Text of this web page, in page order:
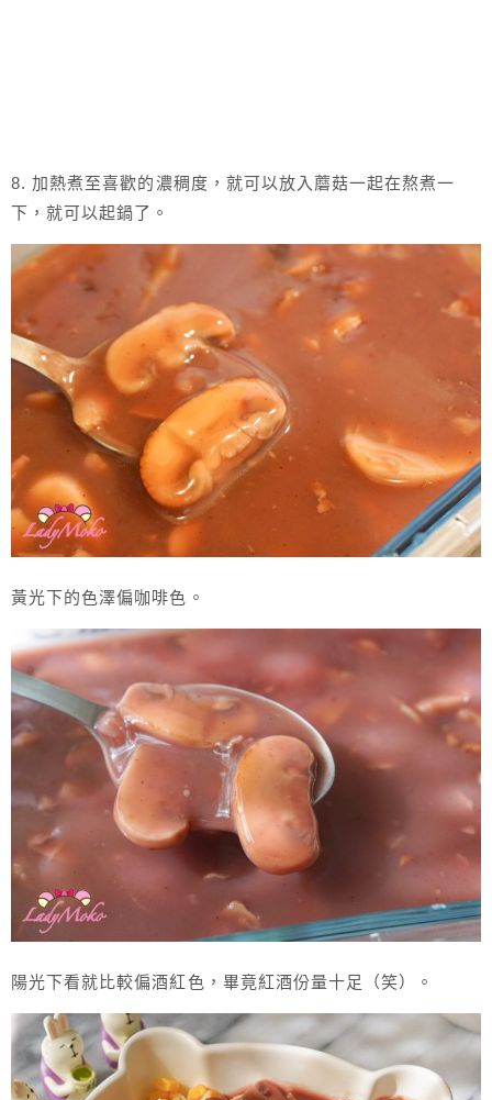
8. 加熱煮至喜歡的濃稠度，就可以放入蘑菇一起在熬煮一
下，就可以起鍋了。
黃光下的色澤偏咖啡色。
陽光下看就比較偏酒紅色，畢竟紅酒份量十足（笑）。